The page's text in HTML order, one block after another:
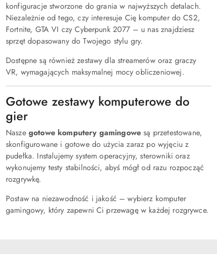
konfiguracje stworzone do grania w najwyższych detalach.
Niezależnie od tego, czy interesuje Cię komputer do CS2,
Fortnite, GTA VI czy Cyberpunk 2077 – u nas znajdziesz
sprzęt dopasowany do Twojego stylu gry.
Dostępne są również zestawy dla streamerów oraz graczy
VR, wymagających maksymalnej mocy obliczeniowej.
Gotowe zestawy komputerowe do
gier
Nasze gotowe komputery gamingowe są przetestowane,
skonfigurowane i gotowe do użycia zaraz po wyjęciu z
pudełka. Instalujemy system operacyjny, sterowniki oraz
wykonujemy testy stabilności, abyś mógł od razu rozpocząć
rozgrywkę.
Postaw na niezawodność i jakość – wybierz komputer
gamingowy, który zapewni Ci przewagę w każdej rozgrywce.